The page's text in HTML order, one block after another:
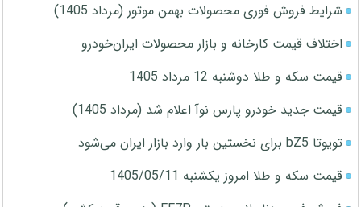
شرایط فروش فوری محصولات بهمن موتور (مرداد 1405)
اختلاف قیمت کارخانه و بازار محصولات ایران‌خودرو
قیمت سکه و طلا دوشنبه 12 مرداد 1405
قیمت جدید خودرو پارس نوآ اعلام شد (مرداد 1405)
تویوتا bZ5 برای نخستین بار وارد بازار ایران می‌شود
قیمت سکه و طلا امروز یکشنبه 1405/05/11